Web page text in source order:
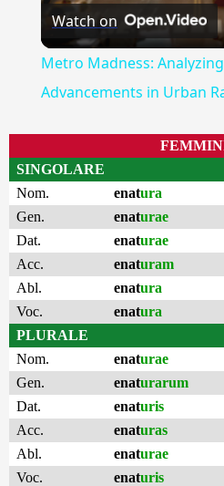
Watch on
Metro Madness:
Advancements in Urban
SINGOLARE
Nom.
enatura
Gen.
enaturae
Dat.
enaturae
Acc.
enaturam
Abl.
enatura
Voc.
enatura
PLURALE
Nom.
enaturae
Gen.
enaturarum
Dat.
enaturis
Acc.
enaturas
Abl.
enaturae
Voc.
enaturis